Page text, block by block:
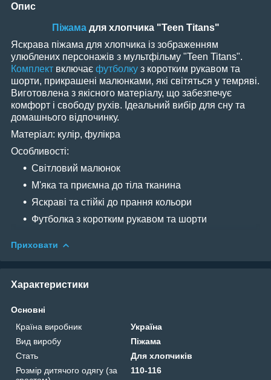
Опис
Піжамадля хлопчика "Teen Titans"
Яскрава піжама для хлопчика із зображенням
улюблених персонажів з мультфільму "Teen Titans".
Комплект включає футболку з коротким рукавом та
шорти, прикрашені малюнками, які світяться у темряві.
Виготовлена з якісного матеріалу, що забезпечує
комфорт і свободу рухів. Ідеальний вибір для сну та
домашнього відпочинку.
Матеріал: кулір, фулікра
Особливості:
Світловий малюнок
М'яка та приємна до тіла тканина
Яскраві та стійкі до прання кольори
Футболка з коротким рукавом та шорти
Приховати
Характеристики
Основні
Країна виробник
Україна
Вид виробу
Піжама
Стать
Для хлопчиків
Розмір дитячого одягу (за
110-116